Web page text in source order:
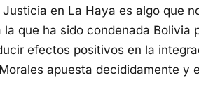
en La Haya es algo que
que ha sido condenada Bolivia
efectos positivos en la
apuesta decididamente y